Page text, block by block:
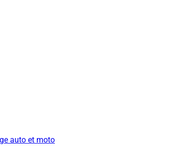
auto et moto